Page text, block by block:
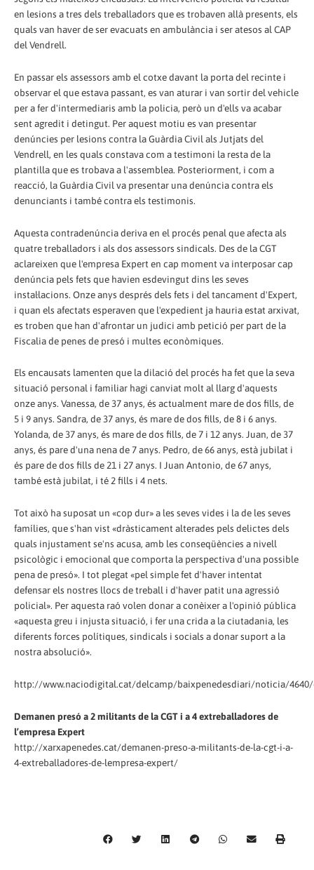
en lesions a tres dels treballadors que es trobaven allà presents, els
quals van haver de ser evacuats en ambulància i ser atesos al CAP
del Vendrell.
En passar els assessors amb el cotxe davant la porta del recinte i
observar el que estava passant, es van aturar i van sortir del vehicle
per a fer d'intermediaris amb la policia, però un d'ells va acabar
sent agredit i detingut. Per aquest motiu es van presentar
denúncies per lesions contra la Guàrdia Civil als Jutjats del
Vendrell, en les quals constava com a testimoni la resta de la
plantilla que es trobava a l'assemblea. Posteriorment, i com a
reacció, la Guàrdia Civil va presentar una denúncia contra els
denunciants i també contra els testimonis.
Aquesta contradenúncia deriva en el procés penal que afecta als
quatre treballadors i als dos assessors sindicals. Des de la CGT
aclareixen que l'empresa Expert en cap moment va interposar cap
denúncia pels fets que havien esdevingut dins les seves
instal·lacions. Onze anys després dels fets i del tancament d'Expert,
i quan els afectats esperaven que l'expedient ja hauria estat arxivat,
es troben que han d'afrontar un judici amb petició per part de la
Fiscalia de penes de presó i multes econòmiques.
Els encausats lamenten que la dilació del procés ha fet que la seva
situació personal i familiar hagi canviat molt al llarg d'aquests
onze anys. Vanessa, de 37 anys, és actualment mare de dos fills, de
5 i 9 anys. Sandra, de 37 anys, és mare de dos fills, de 8 i 6 anys.
Yolanda, de 37 anys, és mare de dos fills, de 7 i 12 anys. Juan, de 37
anys, és pare d'una nena de 7 anys. Pedro, de 66 anys, està jubilat i
és pare de dos fills de 21 i 27 anys. I Juan Antonio, de 67 anys,
també està jubilat, i té 2 fills i 4 nets.
Tot això ha suposat un «cop dur» a les seves vides i la de les seves
famílies, que s'han vist «dràsticament alterades pels delictes dels
quals injustament se'ns acusa, amb les conseqüències a nivell
psicològic i emocional que comporta la perspectiva d'una possible
pena de presó». I tot plegat «pel simple fet d'haver intentat
defensar els nostres llocs de treball i d'haver patit una agressió
policial». Per aquesta raó volen donar a conèixer a l'opinió pública
«aquesta greu i injusta situació, i fer una crida a la ciutadania, les
diferents forces polítiques, sindicals i socials a donar suport a la
nostra absolució».
http://www.naciodigital.cat/delcamp/baixpenedesdiari/noticia/
Demanen presó a 2 militants de la CGT i a 4 extreballadores de
l’empresa Expert
http://xarxapenedes.cat/demanen-preso-a-militants-de-la-cgt-i-a-
4-extreballadores-de-lempresa-expert/